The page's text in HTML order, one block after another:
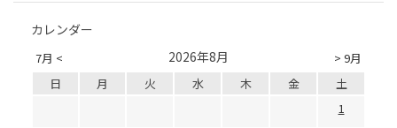
カレンダー
7月 < > 9月
2026年8月
日 月 火 水 木 金
土
1